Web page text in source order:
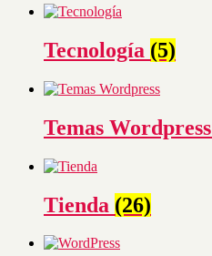
Tecnología (5)
Temas Wordpress
Tienda (26)